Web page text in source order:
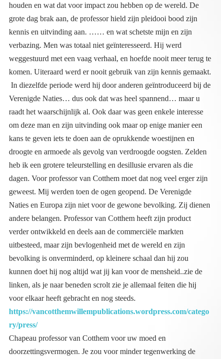
voor elkaar heeft gebracht en nog steeds.
https://vancotthemwillempublications.wordpress.com/catego
ry/press/
Chapeau professor van Cotthem voor uw moed en
doorzettingsvermogen. Je zou voor minder tegenwerking de